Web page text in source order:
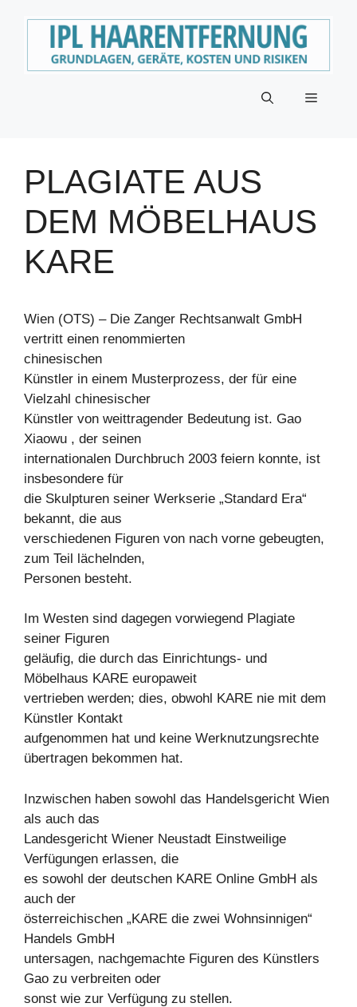
Menü
PLAGIATE AUS
DEM MÖBELHAUS
KARE
Wien (OTS) – Die Zanger Rechtsanwalt GmbH
vertritt einen renommierten
chinesischen
Künstler in einem Musterprozess, der für eine
Vielzahl chinesischer
Künstler von weittragender Bedeutung ist. Gao
Xiaowu , der seinen
internationalen Durchbruch 2003 feiern konnte, ist
insbesondere für
die Skulpturen seiner Werkserie „Standard Era“
bekannt, die aus
verschiedenen Figuren von nach vorne gebeugten,
zum Teil lächelnden,
Personen besteht.
Im Westen sind dagegen vorwiegend Plagiate
seiner Figuren
geläufig, die durch das Einrichtungs- und
Möbelhaus KARE europaweit
vertrieben werden; dies, obwohl KARE nie mit dem
Künstler Kontakt
aufgenommen hat und keine Werknutzungsrechte
übertragen bekommen hat.
Inzwischen haben sowohl das Handelsgericht Wien
als auch das
Landesgericht Wiener Neustadt Einstweilige
Verfügungen erlassen, die
es sowohl der deutschen KARE Online GmbH als
auch der
österreichischen „KARE die zwei Wohnsinnigen“
Handels GmbH
untersagen, nachgemachte Figuren des Künstlers
Gao zu verbreiten oder
sonst wie zur Verfügung zu stellen.